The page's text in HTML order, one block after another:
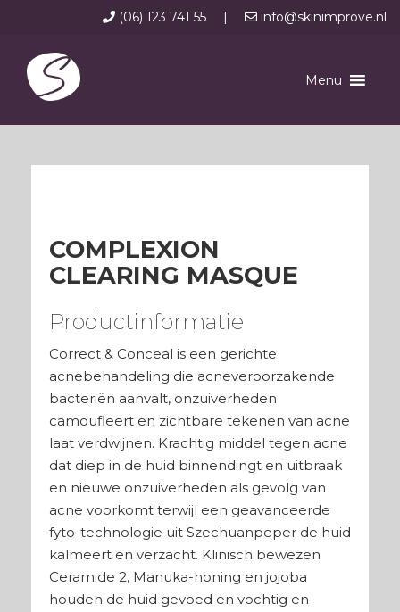
(06) 123 741 55 | info@skinimprove.nl
Menu
COMPLEXION
CLEARING MASQUE
Productinformatie
Correct & Conceal is een gerichte
acnebehandeling die acneveroorzakende
bacteriën aanvalt, onzuiverheden
camoufleert en zichtbare tekenen van acne
laat verdwijnen. Krachtig middel tegen acne
dat diep in de huid binnendingt en uitbraak
en nieuwe onzuiverheden als gevolg van
acne voorkomt terwijl een geavanceerde
fyto-technologie uit Szechuanpeper de huid
kalmeert en verzacht. Klinisch bewezen
Ceramide 2, Manuka-honing en jojoba
houden de huid gevoed en vochtig en